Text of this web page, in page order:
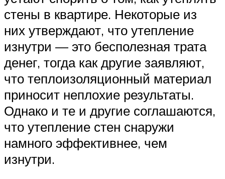
стены в квартире. Некоторые из
них утверждают, что утепление
изнутри — это бесполезная трата
денег, тогда как другие заявляют,
что теплоизоляционный материал
приносит неплохие результаты.
Однако и те и другие соглашаются,
что утепление стен снаружи
намного эффективнее, чем
изнутри.